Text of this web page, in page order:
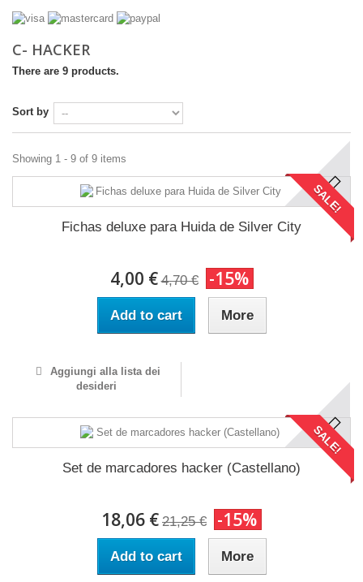
C- HACKER
There are 9 products.
Sort by
Showing 1 - 9 of 9 items
SALE!
Fichas deluxe para Huida de Silver City
4,00 € 4,70 € -15%
Add to cart More
Aggiungi alla lista dei
desideri
SALE!
Set de marcadores hacker (Castellano)
18,06 € 21,25 € -15%
Add to cart More